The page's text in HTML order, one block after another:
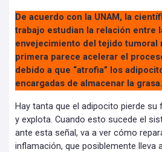
De acuerdo con la UNAM, la
trabajo estudian la relación entre
envejecimiento del tejido tumoral
primera parece acelerar el
debido a que “atrofia” los
encargadas de almacenar la grasa.
Hay tanta que el adipocito pierde su
y explota. Cuando esto sucede el
ante esta señal, va a ver cómo
inflamación, que posiblemente lleva